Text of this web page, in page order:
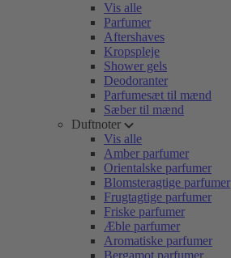
Vis alle
Parfumer
Aftershaves
Kropspleje
Shower gels
Deodoranter
Parfumesæt til mænd
Sæber til mænd
Duftnoter
Vis alle
Amber parfumer
Orientalske parfumer
Blomsteragtige parfumer
Frugtagtige parfumer
Friske parfumer
Æble parfumer
Aromatiske parfumer
Bergamot parfumer